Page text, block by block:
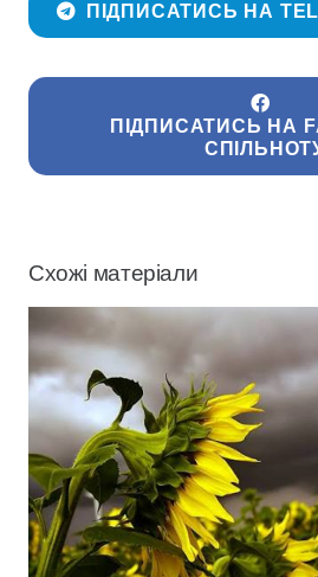
ПІДПИСАТИСЬ НА
ПІДПИСАТИСЬ НА
Схожі матеріали